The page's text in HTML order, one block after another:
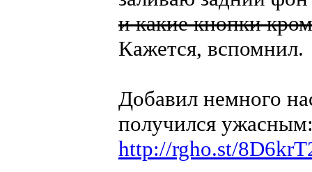
и какие кнопки
Кажется, вспомнил.
Добавил немного
получился
http://rgho.st/